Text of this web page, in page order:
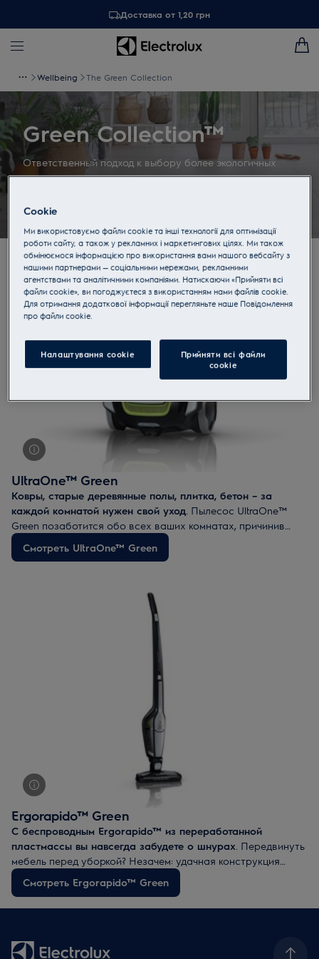
Доставка от 1,20 грн
Wellbeing The Green Collection
Green Collection™
Ответственный подход к выбору более экологичных
пылесосов оздоровит не только ваш дом, но и мир за
состоят из переработанного пластика.
UltraOne™ Green
Ковры, старые деревянные полы, плитка, бетон – за
каждой комнатой нужен свой уход. Пылесос UltraOne™
Green позаботится обо всех ваших комнатах, причинив
минимум вреда природе. Этот надежный помощник бережно
и тихо обеспечит рекордную чистоту вашего дома.
Смотреть UltraOne™ Green
Ergorapido™ Green
С беспроводным Ergorapido™ из переработанной
пластмассы вы навсегда забудете о шнурах. Передвинуть
мебель перед уборкой? Незачем: удачная конструкция
наделяет пылесос гибкостью применения, и он позаботится
о пыли за вас. Позаботившись о полах, просто
переключитесь на ручной режим и позаботьтесь обо всех
Смотреть Ergorapido™ Green
Cookie
Ми використовуємо файли cookie та інші технології для оптимізації
роботи сайту, а також у рекламних і маркетингових цілях. Ми також
обмінюємося інформацією про використання вами нашого вебсайту з
нашими партнерами — соціальними мережами, рекламними
агентствами та аналітичними компаніями. Натискаючи «Прийняти всі
файли cookie», ви погоджуєтеся з використанням нами файлів cookie.
Для отримання додаткової інформації перегляньте наше Пoвідомлення
прo файли cookie.
Налаштування cookie Прийняти всі файли
сookie